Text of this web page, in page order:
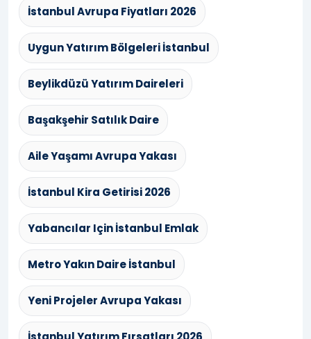
İstanbul Avrupa Fiyatları 2026
Uygun Yatırım Bölgeleri İstanbul
Beylikdüzü Yatırım Daireleri
Başakşehir Satılık Daire
Aile Yaşamı Avrupa Yakası
İstanbul Kira Getirisi 2026
Yabancılar Için İstanbul Emlak
Metro Yakın Daire İstanbul
Yeni Projeler Avrupa Yakası